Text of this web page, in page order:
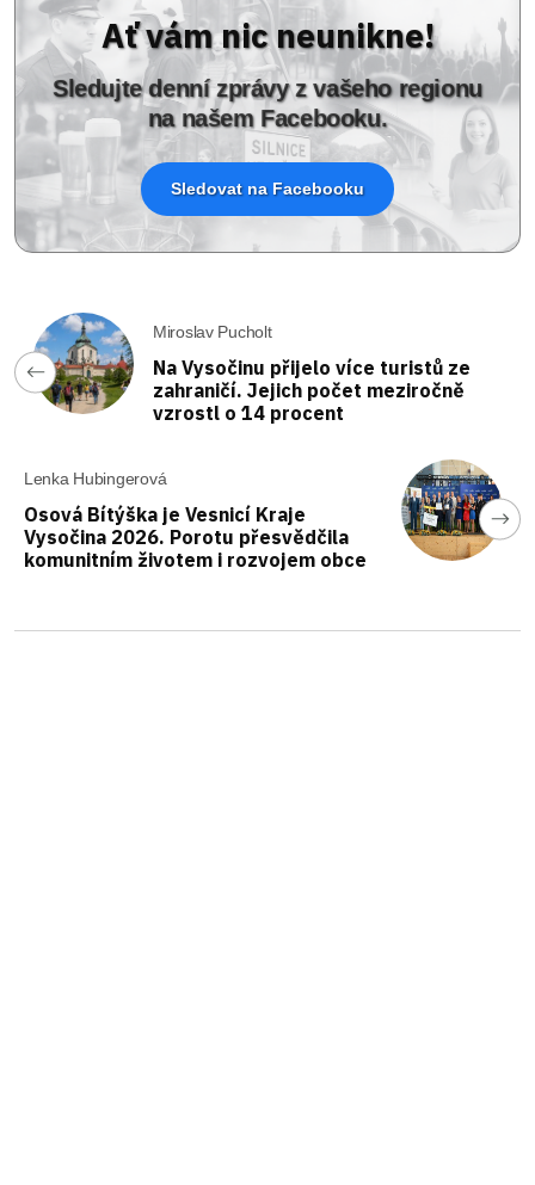
Ať vám nic neunikne!
Sledujte denní zprávy z vašeho regionu
na našem Facebooku.
Sledovat na Facebooku
Miroslav Pucholt
Na Vysočinu přijelo více turistů ze
zahraničí. Jejich počet meziročně
vzrostl o 14 procent
Lenka Hubingerová
Osová Bítýška je Vesnicí Kraje
Vysočina 2026. Porotu přesvědčila
komunitním životem i rozvojem obce